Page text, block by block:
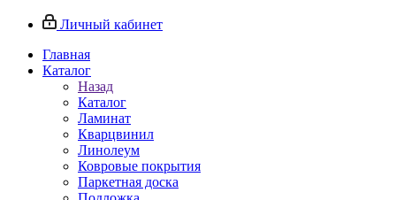
Личный кабинет
Главная
Каталог
Назад
Каталог
Ламинат
Кварцвинил
Линолеум
Ковровые покрытия
Паркетная доска